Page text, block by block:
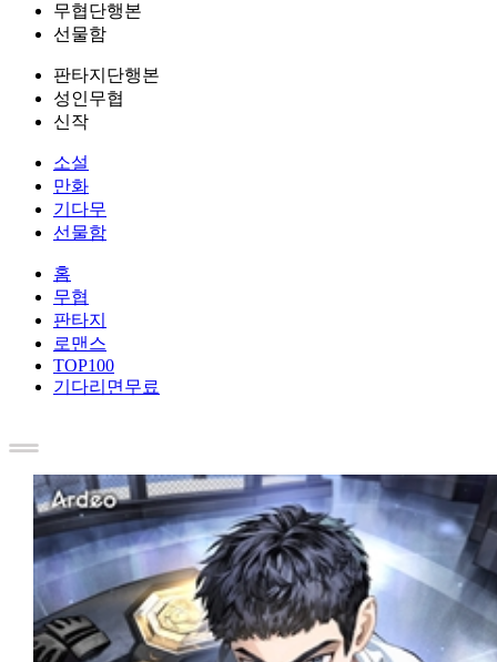
무협단행본
선물함
판타지단행본
성인무협
신작
소설
만화
기다무
선물함
홈
무협
판타지
로맨스
TOP100
기다리면무료